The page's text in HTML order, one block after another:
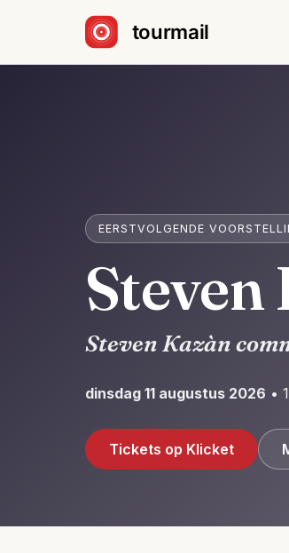
EERSTVOLGENDE
Steven
Steven Kazàn
dinsdag 11 augustus 2026 •
Tickets op Klicket